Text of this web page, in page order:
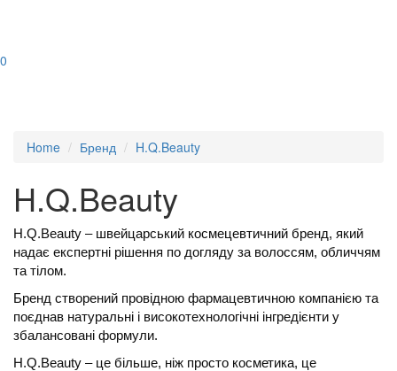
0
Home Бренд H.Q.Beauty
H.Q.Beauty
H.Q.Beauty – швейцарський космецевтичний бренд, який
надає експертні рішення по догляду за волоссям, обличчям
та тілом.
Бренд створений провідною фармацевтичною компанією та
поєднав натуральні і високотехнологічні інгредієнти у
збалансовані формули.
H.Q.Beauty – це більше, ніж просто косметика, це